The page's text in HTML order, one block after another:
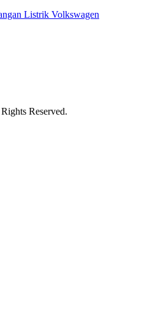
Listrik Volkswagen
Reserved.